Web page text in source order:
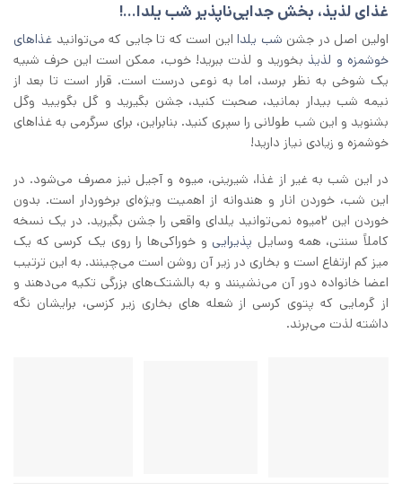
غذای لذیذ، بخش جدایی‌ناپذیر شب یلدا…!
اولین اصل در جشن شب یلدااین است که تا جایی که می‌توانید غذا‌های
خوشمزه و لذیذبخورید و لذت ببرید! خوب، ممکن است این حرف شبیه
یک شوخی به نظر برسد، اما به نوعی درست است. قرار است تا بعد از
نیمه شب بیدار بمانید، صحبت کنید، جشن بگیرید و گل بگویید وگل
بشنوید و این شب طولانی را سپری کنید. بنابراین، برای سرگرمی به غذاهای
خوشمزه و زیادی نیاز دارید!
در این شب به غیر از غذا، شیرینی، میوه و آجیل نیز مصرف می‌شود. در
این شب، خوردن انار و هندوانه از اهمیت ویژه‌ای برخوردار است. بدون
خوردن این ۲‌میوه نمی‌توانید یلدای واقعی را جشن بگیرید. در یک نسخه
کاملاً سنتی، همه وسایل پذیرایی و خوراکی‌ها را روی یک کرسی که یک
میز کم ارتفاع است و بخاری در زیر آن روشن است می‌چینند. به این ترتیب
اعضا خانواده دور آن می‌نشینند و به بالشتک‌های بزرگی تکیه می‌دهند و
از گرمایی که پتوی کرسی از شعله های بخاری زیر کزسی، برایشان نگه
داشته لذت می‌برند.